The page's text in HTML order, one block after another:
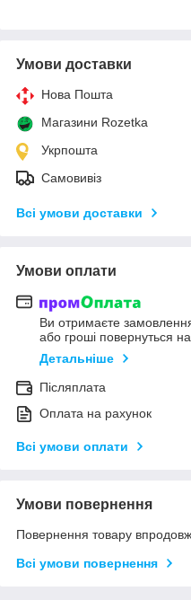
Умови доставки
Нова Пошта
Магазини Rozetka
Укрпошта
Самовивіз
Всі умови доставки
Умови оплати
Ви отримаєте
або гроші повернуться
Детальніше
Післяплата
Оплата на рахунок
Всі умови оплати
Умови повернення
Повернення товару
Всі умови повернення